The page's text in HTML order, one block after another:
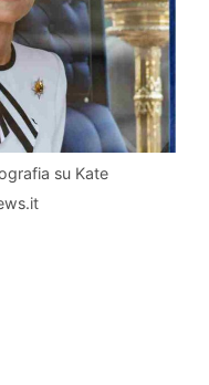
su Kate